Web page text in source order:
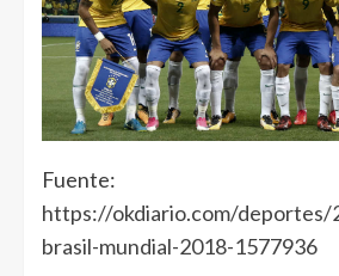
Fuente:
https://okdiario.com/
brasil-mundial-2018-1577936